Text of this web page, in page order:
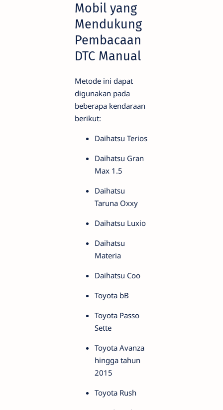
Mobil yang
Mendukung
Pembacaan
DTC Manual
Metode ini dapat
digunakan pada
beberapa kendaraan
berikut:
Daihatsu Terios
Daihatsu Gran
Max 1.5
Daihatsu
Taruna Oxxy
Daihatsu Luxio
Daihatsu
Materia
Daihatsu Coo
Toyota bB
Toyota Passo
Sette
Toyota Avanza
hingga tahun
2015
Toyota Rush